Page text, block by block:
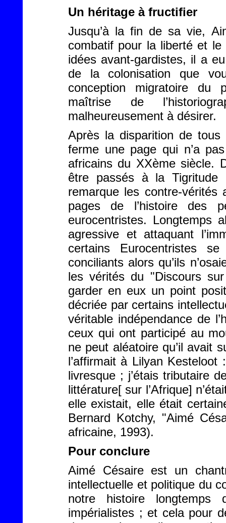
Un héritage à fructifier
Jusqu’à la fin de sa vie,
combatif pour la liberté et
idées avant-gardistes, il a
de la colonisation que
conception migratoire du
maîtrise de
malheureusement à désirer.
Après la disparition de
ferme une page qui n’a
africains du XXème siècle.
être passés à la Tigritude
remarque les contre-vérités
pages de l’histoire des
eurocentristes. Longtemps
agressive et attaquant
certains Eurocentristes
conciliants alors qu’ils
les vérités du "Discours
garder en eux un point
décriée par certains
véritable indépendance de
ceux qui ont participé au
ne peut aléatoire qu’il avait
l’affirmait à Lilyan Kesteloot
livresque ; j’étais tributaire
littérature[ sur l’Afrique]
elle existait, elle était
Bernard Kotchy, "Aimé
africaine, 1993).
Pour conclure
Aimé Césaire est un
intellectuelle et politique du
notre histoire
impérialistes ; et cela pour